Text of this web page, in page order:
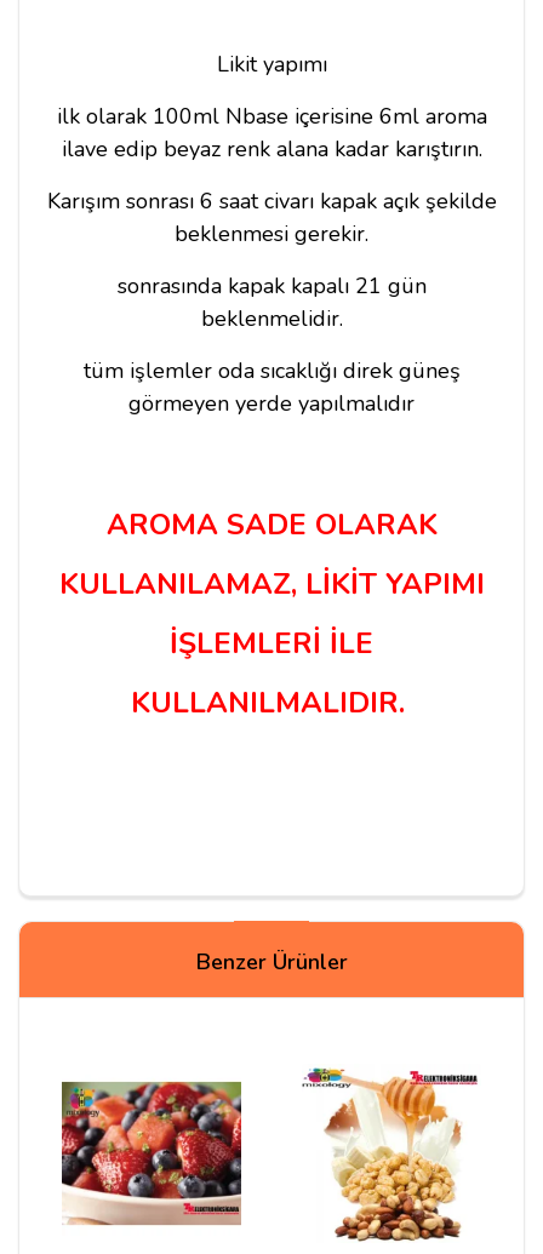
Likit yapımı
ilk olarak 100ml Nbase içerisine 6ml aroma
ilave edip beyaz renk alana kadar karıştırın.
Karışım sonrası 6 saat civarı kapak açık şekilde
beklenmesi gerekir.
sonrasında kapak kapalı 21 gün
beklenmelidir.
tüm işlemler oda sıcaklığı direk güneş
görmeyen yerde yapılmalıdır
AROMA SADE OLARAK
KULLANILAMAZ, LİKİT YAPIMI
İŞLEMLERİ İLE
KULLANILMALIDIR.
Yorum Yapın
Yorumunuz*
Benzer Ürünler